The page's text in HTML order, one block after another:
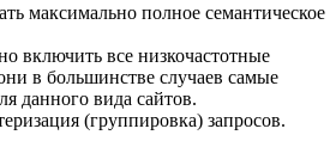
максимально полное семантическое
включить все низкочастотные
в большинстве случаев самые
данного вида сайтов.
(группировка) запросов.